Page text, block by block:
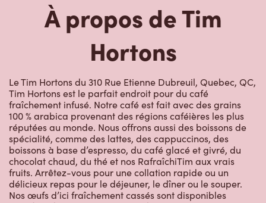
À propos de Tim
Hortons
Le Tim Hortons du 310 Rue Etienne Dubreuil, Quebec, QC,
Tim Hortons est le parfait endroit pour du café
fraîchement infusé. Notre café est fait avec des grains
100 % arabica provenant des régions caféières les plus
réputées au monde. Nous offrons aussi des boissons de
spécialité, comme des lattes, des cappuccinos, des
boissons à base d’espresso, du café glacé et givré, du
chocolat chaud, du thé et nos RafraîchiTim aux vrais
fruits. Arrêtez-vous pour une collation rapide ou un
délicieux repas pour le déjeuner, le dîner ou le souper.
Nos œufs d’ici fraîchement cassés sont disponibles